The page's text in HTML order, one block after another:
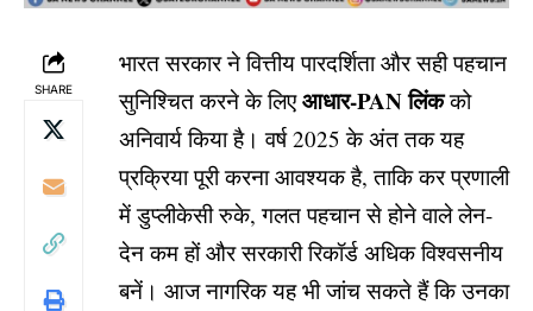
SHARE
भारत सरकार ने वित्तीय पारदर्शिता और सही पहचान
सुनिश्चित करने के लिएआधार-PAN लिंकको
अनिवार्य किया है। वर्ष 2025 के अंत तक यह
प्रक्रिया पूरी करना आवश्यक है, ताकि कर प्रणाली
में डुप्लीकेसी रुके, गलत पहचान से होने वाले लेन-
देन कम हों और सरकारी रिकॉर्ड अधिक विश्वसनीय
बनें। आज नागरिक यह भी जांच सकते हैं कि उनका